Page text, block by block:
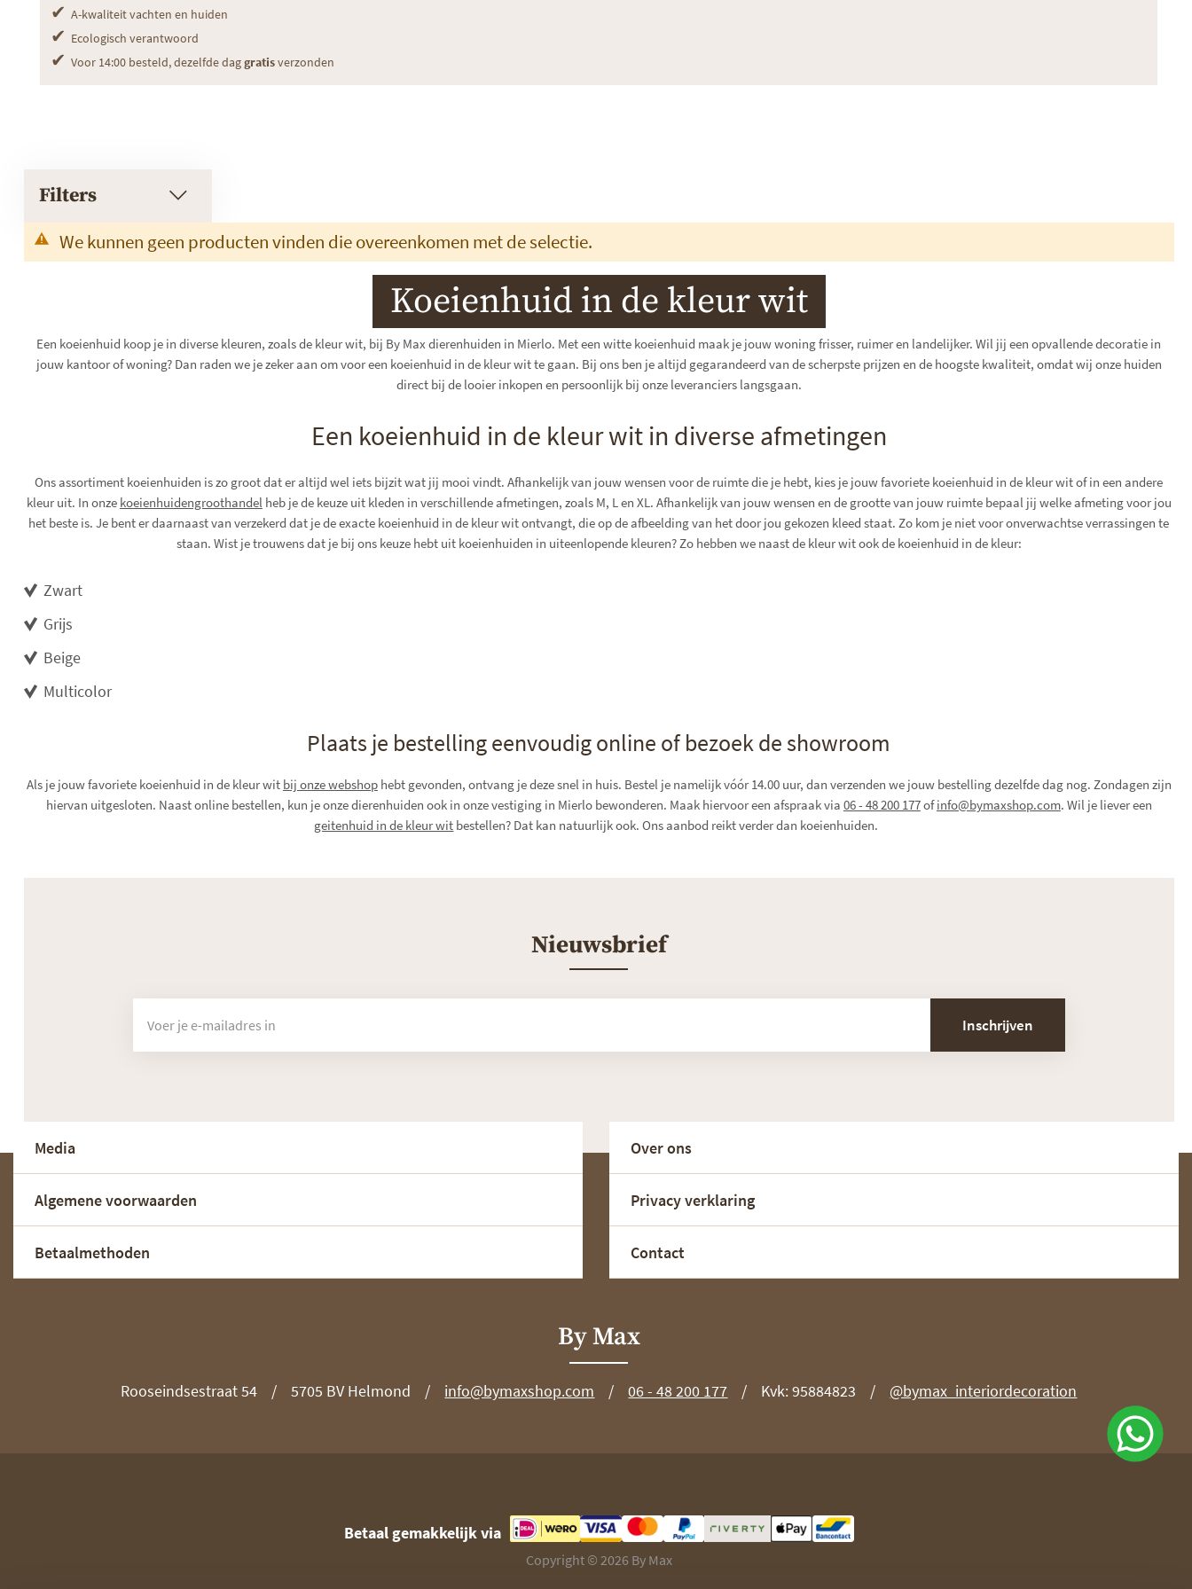
✔ A-kwaliteit vachten en huiden
✔ Ecologisch verantwoord
✔ Voor 14:00 besteld, dezelfde daggratisverzonden
Filters
We kunnen geen producten vinden die overeenkomen met de selectie.
Koeienhuid in de kleur wit
Een koeienhuid koop je in diverse kleuren, zoals de kleur wit, bij By Max dierenhuiden in Mierlo. Met een witte koeienhuid maak je jouw woning frisser, ruimer en landelijker. Wil jij een opvallende decoratie in
jouw kantoor of woning? Dan raden we je zeker aan om voor een koeienhuid in de kleur wit te gaan. Bij ons ben je altijd gegarandeerd van de scherpste prijzen en de hoogste kwaliteit, omdat wij onze huiden
direct bij de looier inkopen en persoonlijk bij onze leveranciers langsgaan.
Een koeienhuid in de kleur wit in diverse afmetingen
Ons assortiment koeienhuiden is zo groot dat er altijd wel iets bijzit wat jij mooi vindt. Afhankelijk van jouw wensen voor de ruimte die je hebt, kies je jouw favoriete koeienhuid in de kleur wit of in een andere
kleur uit. In onze koeienhuidengroothandel heb je de keuze uit kleden in verschillende afmetingen, zoals M, L en XL. Afhankelijk van jouw wensen en de grootte van jouw ruimte bepaal jij welke afmeting voor jou
het beste is. Je bent er daarnaast van verzekerd dat je de exacte koeienhuid in de kleur wit ontvangt, die op de afbeelding van het door jou gekozen kleed staat. Zo kom je niet voor onverwachtse verrassingen te
staan. Wist je trouwens dat je bij ons keuze hebt uit koeienhuiden in uiteenlopende kleuren? Zo hebben we naast de kleur wit ook de koeienhuid in de kleur:
Zwart
Grijs
Beige
Multicolor
Plaats je bestelling eenvoudig online of bezoek de showroom
Als je jouw favoriete koeienhuid in de kleur wit bij onze webshophebt gevonden, ontvang je deze snel in huis. Bestel je namelijk vóór 14.00 uur, dan verzenden we jouw bestelling dezelfde dag nog. Zondagen zijn
hiervan uitgesloten. Naast online bestellen, kun je onze dierenhuiden ook in onze vestiging in Mierlo bewonderen. Maak hiervoor een afspraak via 06 - 48 200 177ofinfo@bymaxshop.com. Wil je liever een
geitenhuid in de kleur wit bestellen? Dat kan natuurlijk ook. Ons aanbod reikt verder dan koeienhuiden.
Nieuwsbrief
Inschrijven
Media Over ons
Algemene voorwaarden Privacy verklaring
Betaalmethoden Contact
By Max
Rooseindsestraat 54 5705 BV Helmond info@bymaxshop.com 06 - 48 200 177 Kvk: 95884823 @bymax_interiordecoration
Betaal gemakkelijk via
Copyright © 2026 By Max